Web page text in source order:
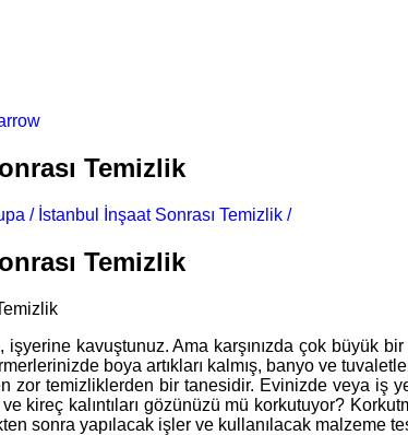
Temizlik
/ İstanbul İnşaat Sonrası Temizlik /
Temizlik
kavuştunuz. Ama karşınızda çok büyük
boya artıkları kalmış, banyo ve
zor temizliklerden bir tanesidir. Evinizde veya iş
ve kireç kalıntıları gözünüzü mü korkutuyor?
sonra yapılacak işler ve kullanılacak malzeme